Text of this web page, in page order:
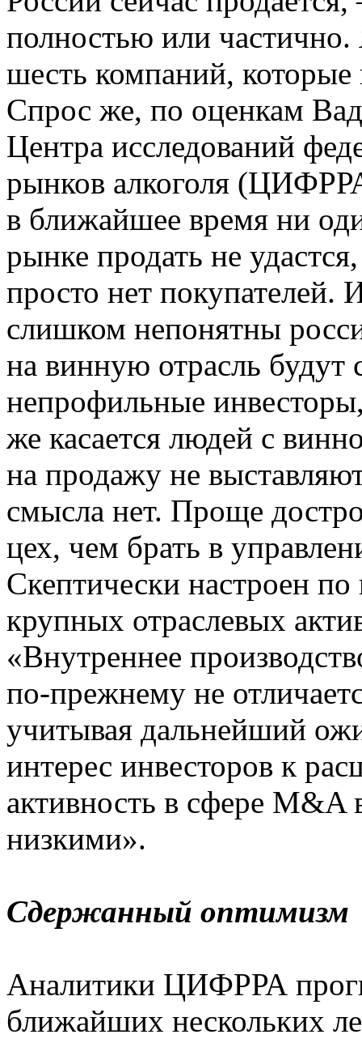
полностью или
шесть компаний,
Спрос же, по оценкам
Центра исследований
рынков алкоголя
в ближайшее время ни
рынке продать не
просто нет
слишком непонятны
на винную отрасль будут
непрофильные
же касается людей с
на продажу не
смысла нет. Проще
цех, чем брать в
Скептически настроен
крупных отраслевых
«Внутреннее
по-прежнему не
учитывая дальнейший
интерес инвесторов к
активность в сфере M&A
низкими».
Сдержанный оптимизм
Аналитики ЦИФРРА
ближайших нескольких